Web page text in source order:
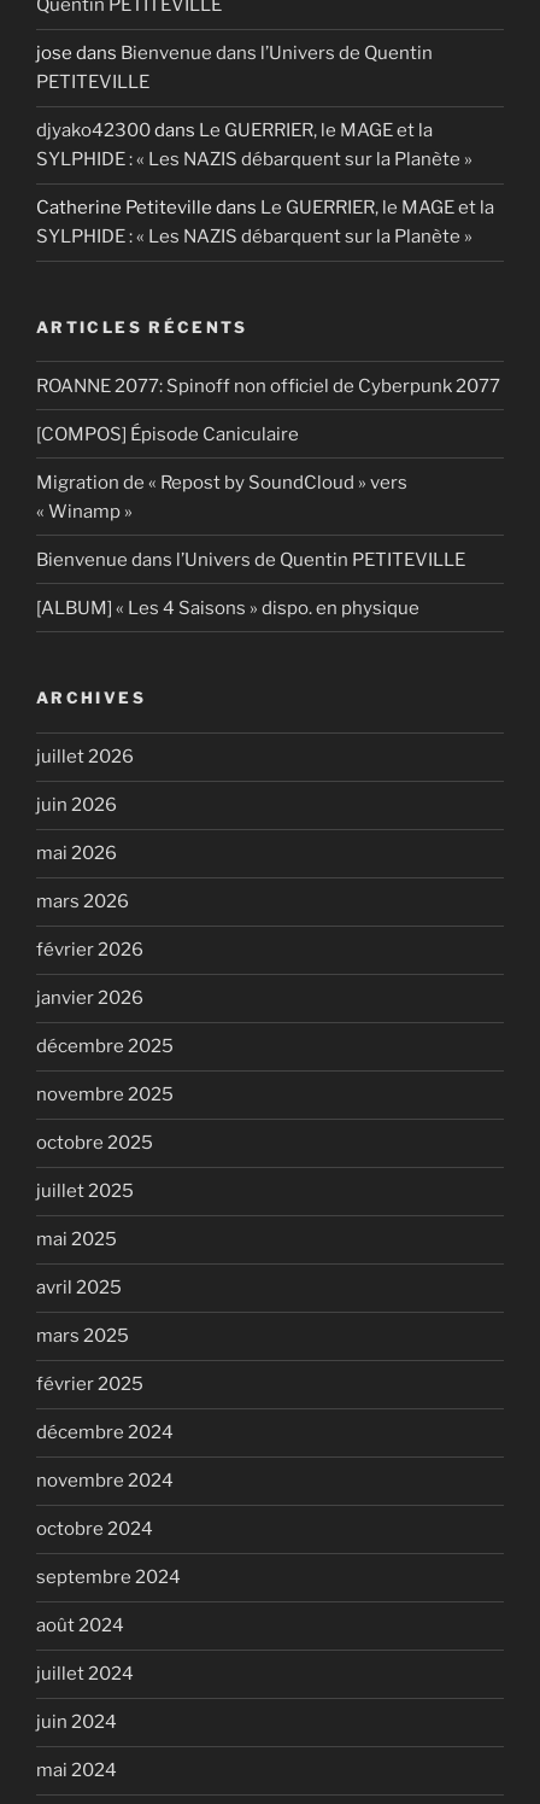
Quentin PETITEVILLE
jose dans Bienvenue dans l’Univers de Quentin
PETITEVILLE
djyako42300dans Le GUERRIER, le MAGE et la
SYLPHIDE : « Les NAZIS débarquent sur la Planète »
Catherine Petiteville dans Le GUERRIER, le MAGE et la
SYLPHIDE : « Les NAZIS débarquent sur la Planète »
ARTICLES RÉCENTS
ROANNE 2077: Spinoff non officiel de Cyberpunk 2077
[COMPOS] Épisode Caniculaire
Migration de « Repost by SoundCloud » vers
« Winamp »
Bienvenue dans l’Univers de Quentin PETITEVILLE
[ALBUM] « Les 4 Saisons » dispo. en physique
ARCHIVES
juillet 2026
juin 2026
mai 2026
mars 2026
février 2026
janvier 2026
décembre 2025
novembre 2025
octobre 2025
juillet 2025
mai 2025
avril 2025
mars 2025
février 2025
décembre 2024
novembre 2024
octobre 2024
septembre 2024
août 2024
juillet 2024
juin 2024
mai 2024